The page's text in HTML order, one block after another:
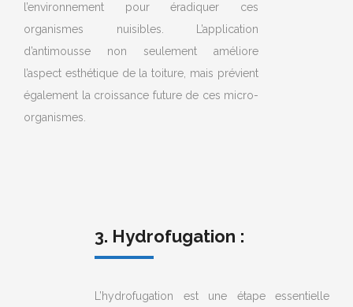
l’environnement pour éradiquer ces
organismes nuisibles. L’application
d’antimousse non seulement améliore
l’aspect esthétique de la toiture, mais prévient
également la croissance future de ces micro-
organismes.
3. Hydrofugation :
L’hydrofugation est une étape essentielle